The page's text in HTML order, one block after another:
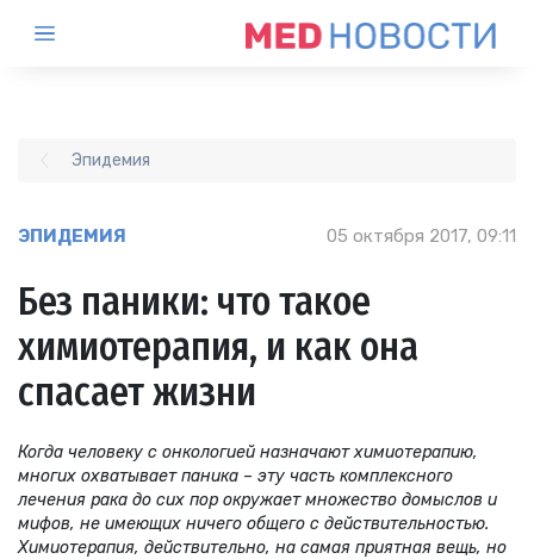
Эпидемия
ЭПИДЕМИЯ 05 октября 2017, 09:11
Без паники: что такое
химиотерапия, и как она
спасает жизни
Когда человеку с онкологией назначают химиотерапию,
многих охватывает паника – эту часть комплексного
лечения рака до сих пор окружает множество домыслов и
мифов, не имеющих ничего общего с действительностью.
Химиотерапия, действительно, на самая приятная вещь, но